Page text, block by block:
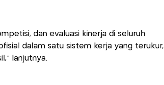
dan evaluasi kinerja di seluruh
dalam satu sistem kerja yang terukur,
lanjutnya.